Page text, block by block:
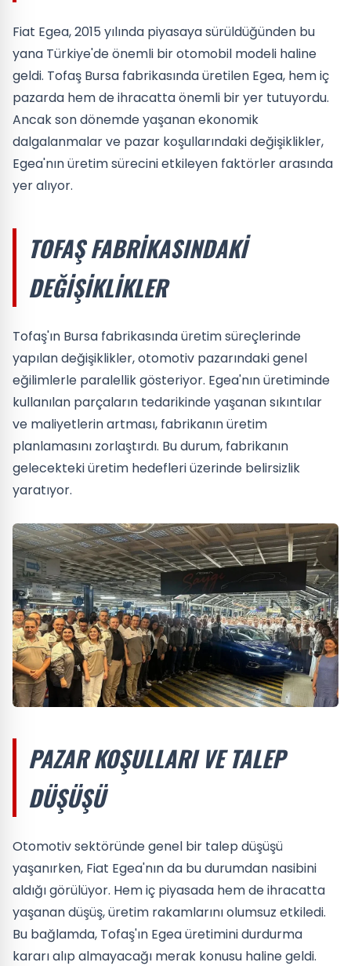
Fiat Egea, 2015 yılında piyasaya sürüldüğünden bu
yana Türkiye'de önemli bir otomobil modeli haline
geldi. Tofaş Bursa fabrikasında üretilen Egea, hem iç
pazarda hem de ihracatta önemli bir yer tutuyordu.
Ancak son dönemde yaşanan ekonomik
dalgalanmalar ve pazar koşullarındaki değişiklikler,
Egea'nın üretim sürecini etkileyen faktörler arasında
yer alıyor.
TOFAŞ FABRIKASINDAKI
DEĞIŞIKLIKLER
Tofaş'ın Bursa fabrikasında üretim süreçlerinde
yapılan değişiklikler, otomotiv pazarındaki genel
eğilimlerle paralellik gösteriyor. Egea'nın üretiminde
kullanılan parçaların tedarikinde yaşanan sıkıntılar
ve maliyetlerin artması, fabrikanın üretim
planlamasını zorlaştırdı. Bu durum, fabrikanın
gelecekteki üretim hedefleri üzerinde belirsizlik
yaratıyor.
PAZAR KOŞULLARI VE TALEP
DÜŞÜŞÜ
Otomotiv sektöründe genel bir talep düşüşü
yaşanırken, Fiat Egea'nın da bu durumdan nasibini
aldığı görülüyor. Hem iç piyasada hem de ihracatta
yaşanan düşüş, üretim rakamlarını olumsuz etkiledi.
Bu bağlamda, Tofaş'ın Egea üretimini durdurma
kararı alıp almayacağı merak konusu haline geldi.